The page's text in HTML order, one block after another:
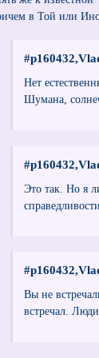
в Той или
Нет
Шумана,
Это так. Но я
Вы не
встречал.